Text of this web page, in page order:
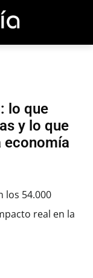
lo que
y lo que
economía
los 54.000
real en la